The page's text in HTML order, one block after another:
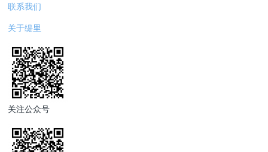
联系我们
关于缇里
关注公众号